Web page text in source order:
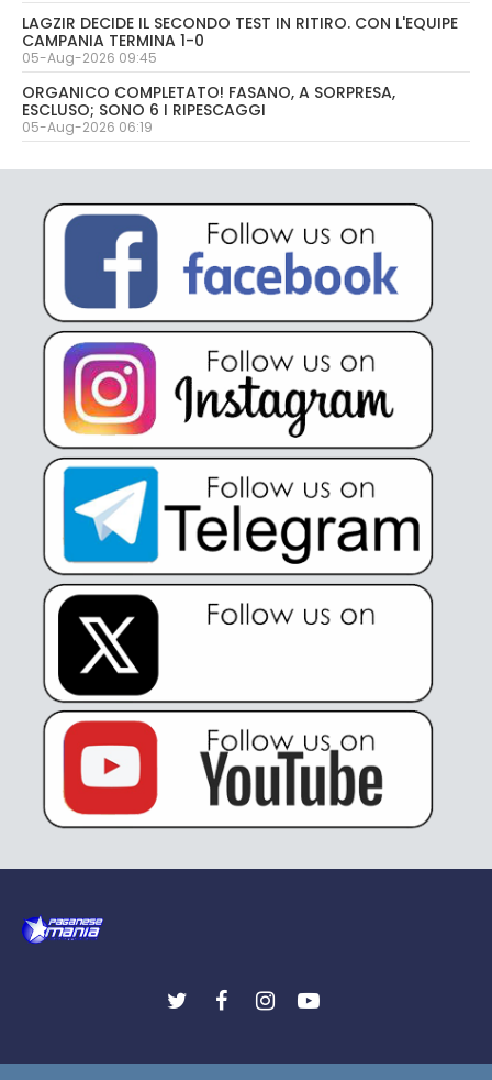
LAGZIR DECIDE IL SECONDO TEST IN RITIRO. CON L'EQUIPE
CAMPANIA TERMINA 1-0
05-Aug-2026 09:45
ORGANICO COMPLETATO! FASANO, A SORPRESA,
ESCLUSO; SONO 6 I RIPESCAGGI
05-Aug-2026 06:19